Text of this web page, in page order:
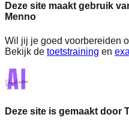
Deze site maakt gebruik
Menno
Wil jij je goed voorbereiden
Bekijk de toetstraining en
Deze site is gemaakt door